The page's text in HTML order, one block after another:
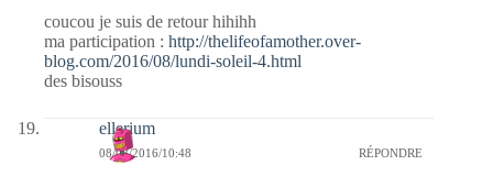
coucou je suis de retour hihihh
ma participation : http://thelifeofamother.over-
blog.com/2016/08/lundi-soleil-4.html
des bisouss
ellerium
08/08/2016/10:48 RÉPONDRE